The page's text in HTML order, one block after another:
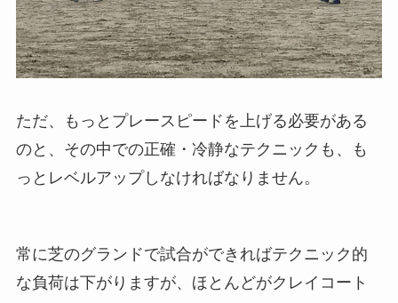
ただ、もっとプレースピードを上げる必要がある
のと、その中での正確・冷静なテクニックも、も
っとレベルアップしなければなりません。
常に芝のグランドで試合ができればテクニック的
な負荷は下がりますが、ほとんどがクレイコート